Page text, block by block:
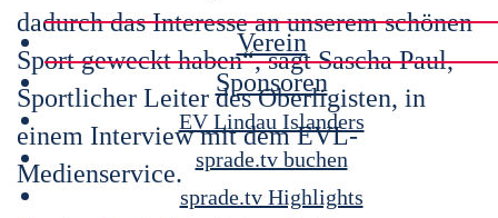
Verein
Sponsoren
EV Lindau Islanders
sprade.tv buchen
sprade.tv Highlights
dadurch das Interesse an unserem schönen
Sport geweckt haben“, sagt Sascha Paul,
Sportlicher Leiter des Oberligisten, in
einem Interview mit dem EVL-
Medienservice.